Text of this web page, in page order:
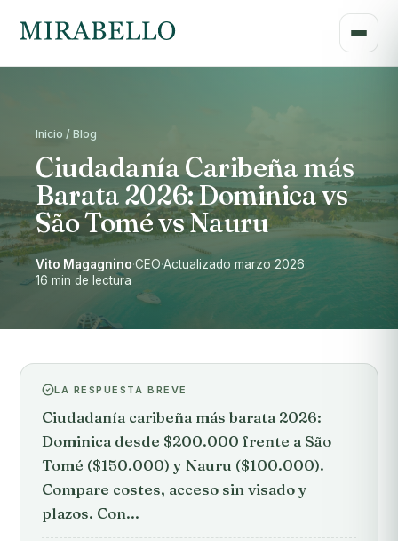
Inicio / Blog
Ciudadanía Caribeña más
Barata 2026: Dominica vs
São Tomé vs Nauru
Vito Magagnino·CEO·Actualizado marzo 2026·
16 min de lectura
LA RESPUESTA BREVE
Ciudadanía caribeña más barata 2026:
Dominica desde $200.000 frente a São
Tomé ($150.000) y Nauru ($100.000).
Compare costes, acceso sin visado y
plazos. Con...